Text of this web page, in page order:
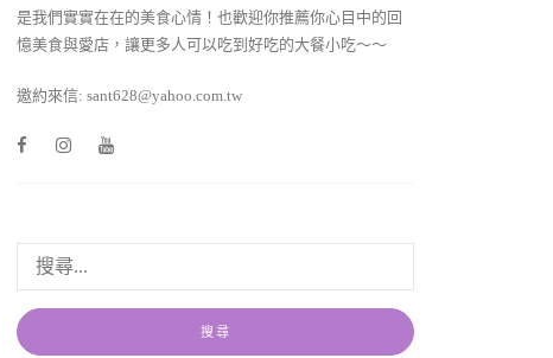
是我們實實在在的美食心情！也歡迎你推薦你心目中的回
憶美食與愛店，讓更多人可以吃到好吃的大餐小吃～～
邀約來信: sant628@yahoo.com.tw